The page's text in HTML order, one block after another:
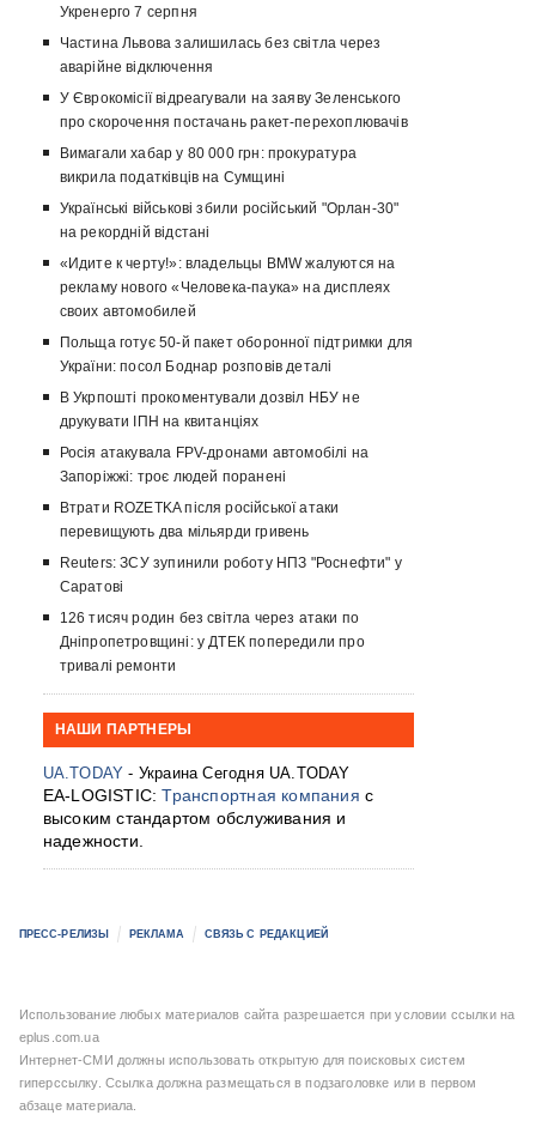
Укренерго 7 серпня
Частина Львова залишилась без світла через
аварійне відключення
У Єврокомісії відреагували на заяву Зеленського
про скорочення постачань ракет-перехоплювачів
Вимагали хабар у 80 000 грн: прокуратура
викрила податківців на Сумщині
Українські військові збили російський "Орлан-30"
на рекордній відстані
«Идите к черту!»: владельцы BMW жалуются на
рекламу нового «Человека-паука» на дисплеях
своих автомобилей
Польща готує 50-й пакет оборонної підтримки для
України: посол Боднар розповів деталі
В Укрпошті прокоментували дозвіл НБУ не
друкувати ІПН на квитанціях
Росія атакувала FPV-дронами автомобілі на
Запоріжжі: троє людей поранені
Втрати ROZETKA після російської атаки
перевищують два мільярди гривень
Reuters: ЗСУ зупинили роботу НПЗ "Роснефти" у
Саратові
126 тисяч родин без світла через атаки по
Дніпропетровщині: у ДТЕК попередили про
тривалі ремонти
НАШИ ПАРТНЕРЫ
UA.TODAY - Украина Сегодня UA.TODAY
EA-LOGISTIC:Транспортная компания с
высоким стандартом обслуживания и
надежности.
ПРЕСС-РЕЛИЗЫ РЕКЛАМА СВЯЗЬ С РЕДАКЦИЕЙ
Использование любых материалов сайта разрешается при условии ссылки на
eplus.com.ua
Интернет-СМИ должны использовать открытую для поисковых систем
гиперссылку. Ссылка должна размещаться в подзаголовке или в первом
абзаце материала.